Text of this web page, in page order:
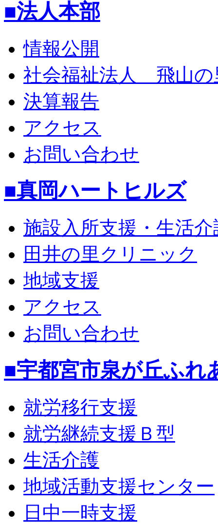
■法人本部
情報公開
社会福祉法人 飛山の
決算報告
アクセス
お問い合わせ
■真岡ハートヒルズ
施設入所支援・生活
田井の里クリニック
地域支援
アクセス
お問い合わせ
■宇都宮市泉が丘ふれ
就労移行支援
就労継続支援Ｂ型
生活介護
地域活動支援センター
日中一時支援